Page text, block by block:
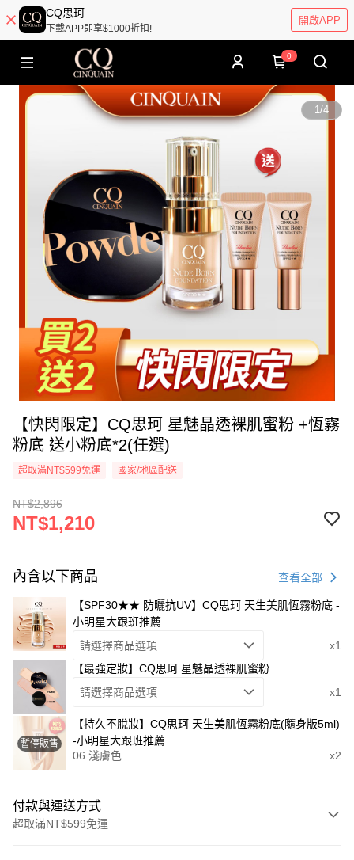
CQ思珂
下載APP即享$1000折扣!
開啟APP
0
1/4
【快閃限定】CQ思珂 星魅晶透裸肌蜜粉 +恆霧
粉底 送小粉底*2(任選)
超取滿NT$599免運 國家/地區配送
NT$2,896
NT$1,210
內含以下商品 查看全部
【SPF30★★ 防曬抗UV】CQ思珂 天生美肌恆霧粉底 -
小明星大跟班推薦
請選擇商品選項
x1
【最強定妝】CQ思珂 星魅晶透裸肌蜜粉
請選擇商品選項
x1
暫停販售
【持久不脫妝】CQ思珂 天生美肌恆霧粉底(隨身版5ml)
-小明星大跟班推薦
06 淺膚色
x2
付款與運送方式
超取滿NT$599免運